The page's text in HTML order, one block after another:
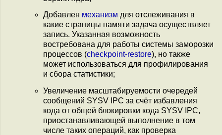
Добавлен механизм для отслеживания в
какие страницы памяти задача осуществляет
запись. Указанная возможность
востребована для работы системы заморозки
процессов (checkpoint-restore), но также
может использоваться для профилирования
и сбора статистики;
Увеличение масштабируемости очередей
сообщений SYSV IPC за счёт избавления
кода от общей блокировки кода SYSV IPC,
приостанавливающей выполнение в том
числе таких операций, как проверка